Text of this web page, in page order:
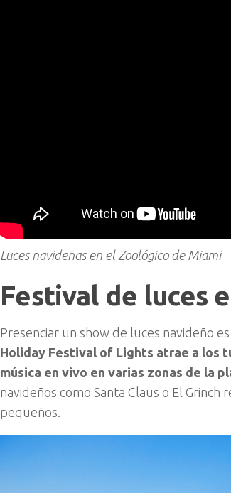
Luces navideñas en el Zoológico de Miami
Festival de luces
Presenciar un show de luces navideño
Holiday Festival of Lights atrae a los
música en vivo en varias zonas de la
navideños como Santa Claus o El
pequeños.